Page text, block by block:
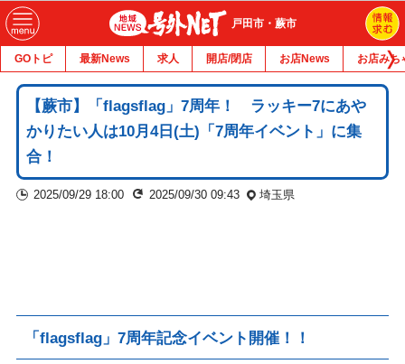
戸田市・蕨市
GOトピ 最新News 求人 開店/閉店 お店News お店みち
【蕨市】「flagsflag」7周年！ ラッキー7にあや
かりたい人は10月4日(土)「7周年イベント」に集
合！
2025/09/29 18:00 2025/09/30 09:43 埼玉県
「flagsflag」7周年記念イベント開催！！